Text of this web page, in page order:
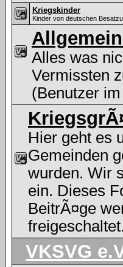
Kriegskinder
Kinder von deutschen
Alles was
Vermissten
(Benutzer
Hier geht es
Gemeinden
wurden. Wir
ein. Dieses
BeitrÃ¤ge
freigeschaltet.
VKSVG